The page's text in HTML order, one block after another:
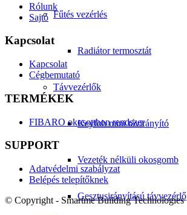
Fűtés vezérlés
Radiátor termosztát
Távvezérlők
Keyfob mini távirányító
Vezeték nélküli okosgomb
Gesztusirányítású távvezérlő
Rólunk
Sajtó
Kapcsolat
Kapcsolat
Cégbemutató
TERMÉKEK
FIBARO okosotthon rendszer
SUPPORT
Adatvédelmi szabályzat
Belépés telepítőknek
© Copyright - Smartme Building Technologies